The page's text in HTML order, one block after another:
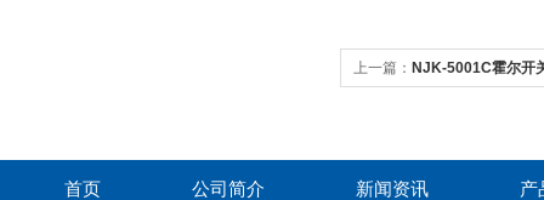
上一篇： NJK-5001C霍尔开
首页 公司简介 新闻资讯 产